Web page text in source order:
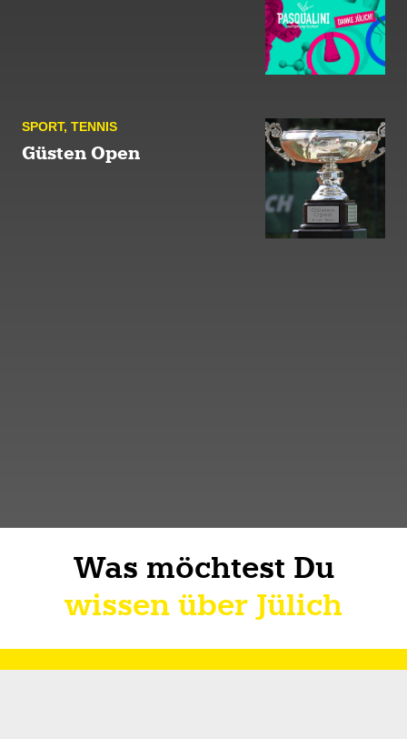
SPORT, TENNIS
Güsten Open
Was möchtest Du
wissen über Jülich